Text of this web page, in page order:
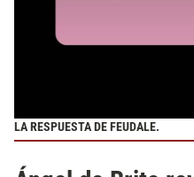
LA RESPUESTA DE FEUDALE.